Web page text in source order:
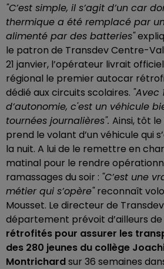
"C’est simple, il s’agit d’un car
thermique a été remplacé par
alimenté par des batteries"
le patron de Transdev Centre-
21 janvier, l’opérateur livrait
régional le premier autocar
dédié aux circuits scolaires. "Avec
d’autonomie, c'est un véhicule
tournées journalières". Ainsi, tôt
prend le volant d’un véhicule qui
la nuit. A lui de le remettre en
matinal pour le rendre
ramassages du soir : "C’est une
métier qui s’opère"reconnaît
Mousset. Le directeur de
département prévoit d’ailleurs
rétrofités pour assurer les
des 280 jeunes du collège
Montrichardsur 36 semaines